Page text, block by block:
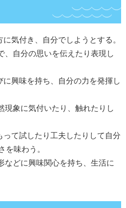
気付き、自分でしようとする。
分の思いを伝えたり表現し
興味を持ち、自分の力を発揮し
に気付いたり、触れたりし
て試したり工夫したりして自分
を味わう。
に興味関心を持ち、生活に